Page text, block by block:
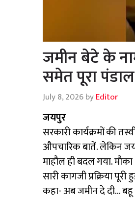
जमीन बेटे के
समेत पूरा
July 8, 2026byEditor
जयपुर
सरकारी कार्यक्रमों की
औपचारिक बातें. लेकिन
माहौल ही बदल गया.
सारी कागजी प्रक्रिया
कहा- अब जमीन दे दी… बहू